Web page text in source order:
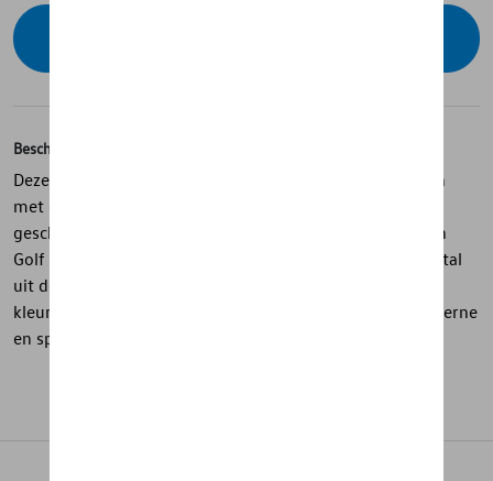
Beschrijving
Deze set uit de Golf collectie bestaat uit vier paar sokken
met elk een uniek design, verpakt in een stijlvolle
geschenkdoos. Elke sok is afgewerkt met een ingeweven
Golf 8-silhouet, het opschrift “Golf” en een iconisch jaartal
uit de recente Golf-generaties. De combinatie van frisse
kleuren en contrasterende accenten zorgt voor een moderne
en sportieve uitstraling.